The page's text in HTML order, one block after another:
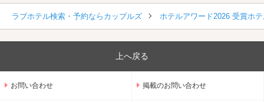
ラブホテル検索・予約ならカップルズ ホテルアワード2026 受賞ホ
上へ戻る
お問い合わせ 掲載のお問い合わせ